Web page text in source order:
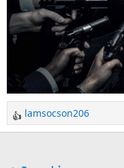
R
e
lamsocson206